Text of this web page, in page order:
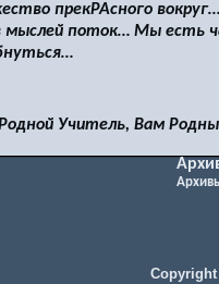
прекРАсного
мыслей поток… Мы есть
Учитель, Вам